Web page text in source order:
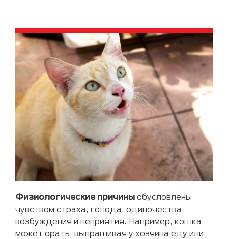
Физиологические причины обусловлены
чувством страха, голода, одиночества,
возбуждения и неприятия. Например, кошка
может орать, выпрашивая у хозяина еду или